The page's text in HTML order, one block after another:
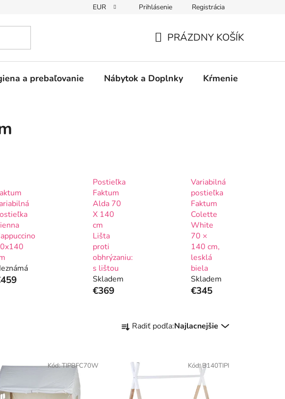
EUR Prihlásenie Registrácia
KOŠÍK
PRÁZDNY KOŠÍK
a prebaľovanie Nábytok a Doplnky Kŕmenie
Postieľka
Faktum
Alda 70
X 140
cm
Lišta
proti
obhrýzaniu:
s lištou
Skladem
€369
Variabilná
postieľka
Faktum
Colette
White
70 ×
140 cm,
lesklá
biela
Skladem
€345
a Radiť podľa:Najlacnejšie
Kód:TIPBFC70W Kód:B140TIPI